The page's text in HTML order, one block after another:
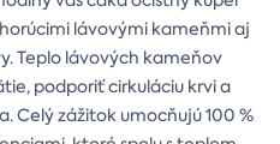
lávovými kameňmi aj
Teplo lávových kameňov
podporiť cirkuláciu krvi a
Celý zážitok umocňujú 100 %